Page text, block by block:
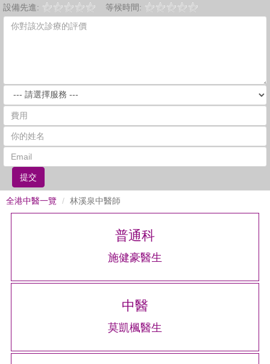
設備先進:
等候時間:
提交
全港中醫一覽 林溪泉中醫師
普通科
施健豪醫生
中醫
莫凱楓醫生